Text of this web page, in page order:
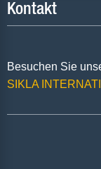
Kontakt
Besuchen Sie
SIKLA